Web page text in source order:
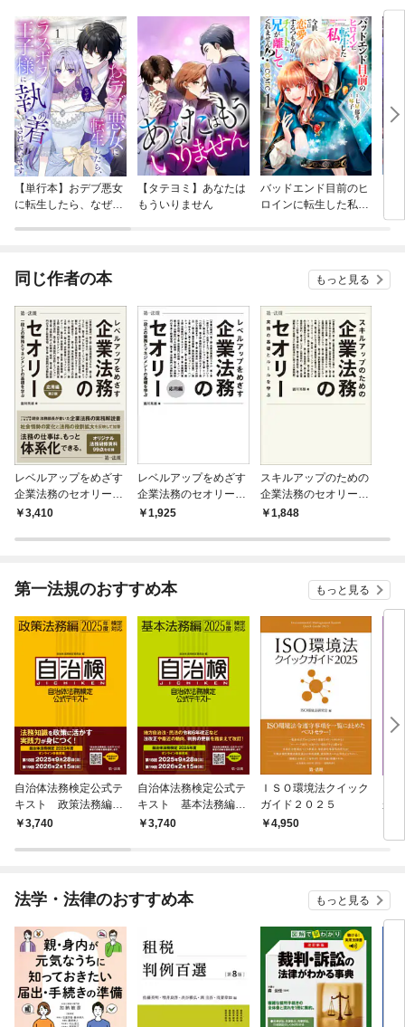
【単行本】おデブ悪女
に転生したら、なぜか
【タテヨミ】あなたは
もういりません
バッドエンド目前のヒ
ロインに転生した私、
同じ作者の本 もっと見る
レベルアップをめざす
企業法務のセオリー
応用編 一段上の実務と
学ぶ 第２版
3,410
レベルアップをめざす
企業法務のセオリー
応用編 一段上の実務
を学ぶ
1,925
スキルアップのための
企業法務のセオリー
実務の基礎とルールを
1,848
第一法規のおすすめ本 もっと見る
自治体法務検定公式テ
キスト 政策法務編
２０２５年度検定対応
3,740
自治体法務検定公式テ
キスト 基本法務編
２０２５年度検定対応
3,740
ＩＳＯ環境法クイック
ガイド２０２５
4,950
か
メ
法学・法律のおすすめ本 もっと見る